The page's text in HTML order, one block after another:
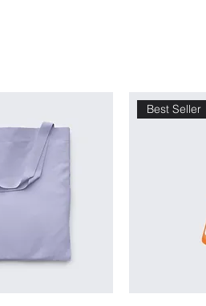
Best Seller